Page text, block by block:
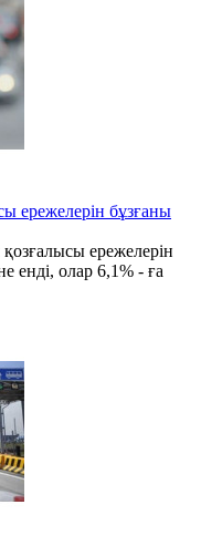
ережелерін бұзғаны
ережелерін
енді, олар 6,1% - ға